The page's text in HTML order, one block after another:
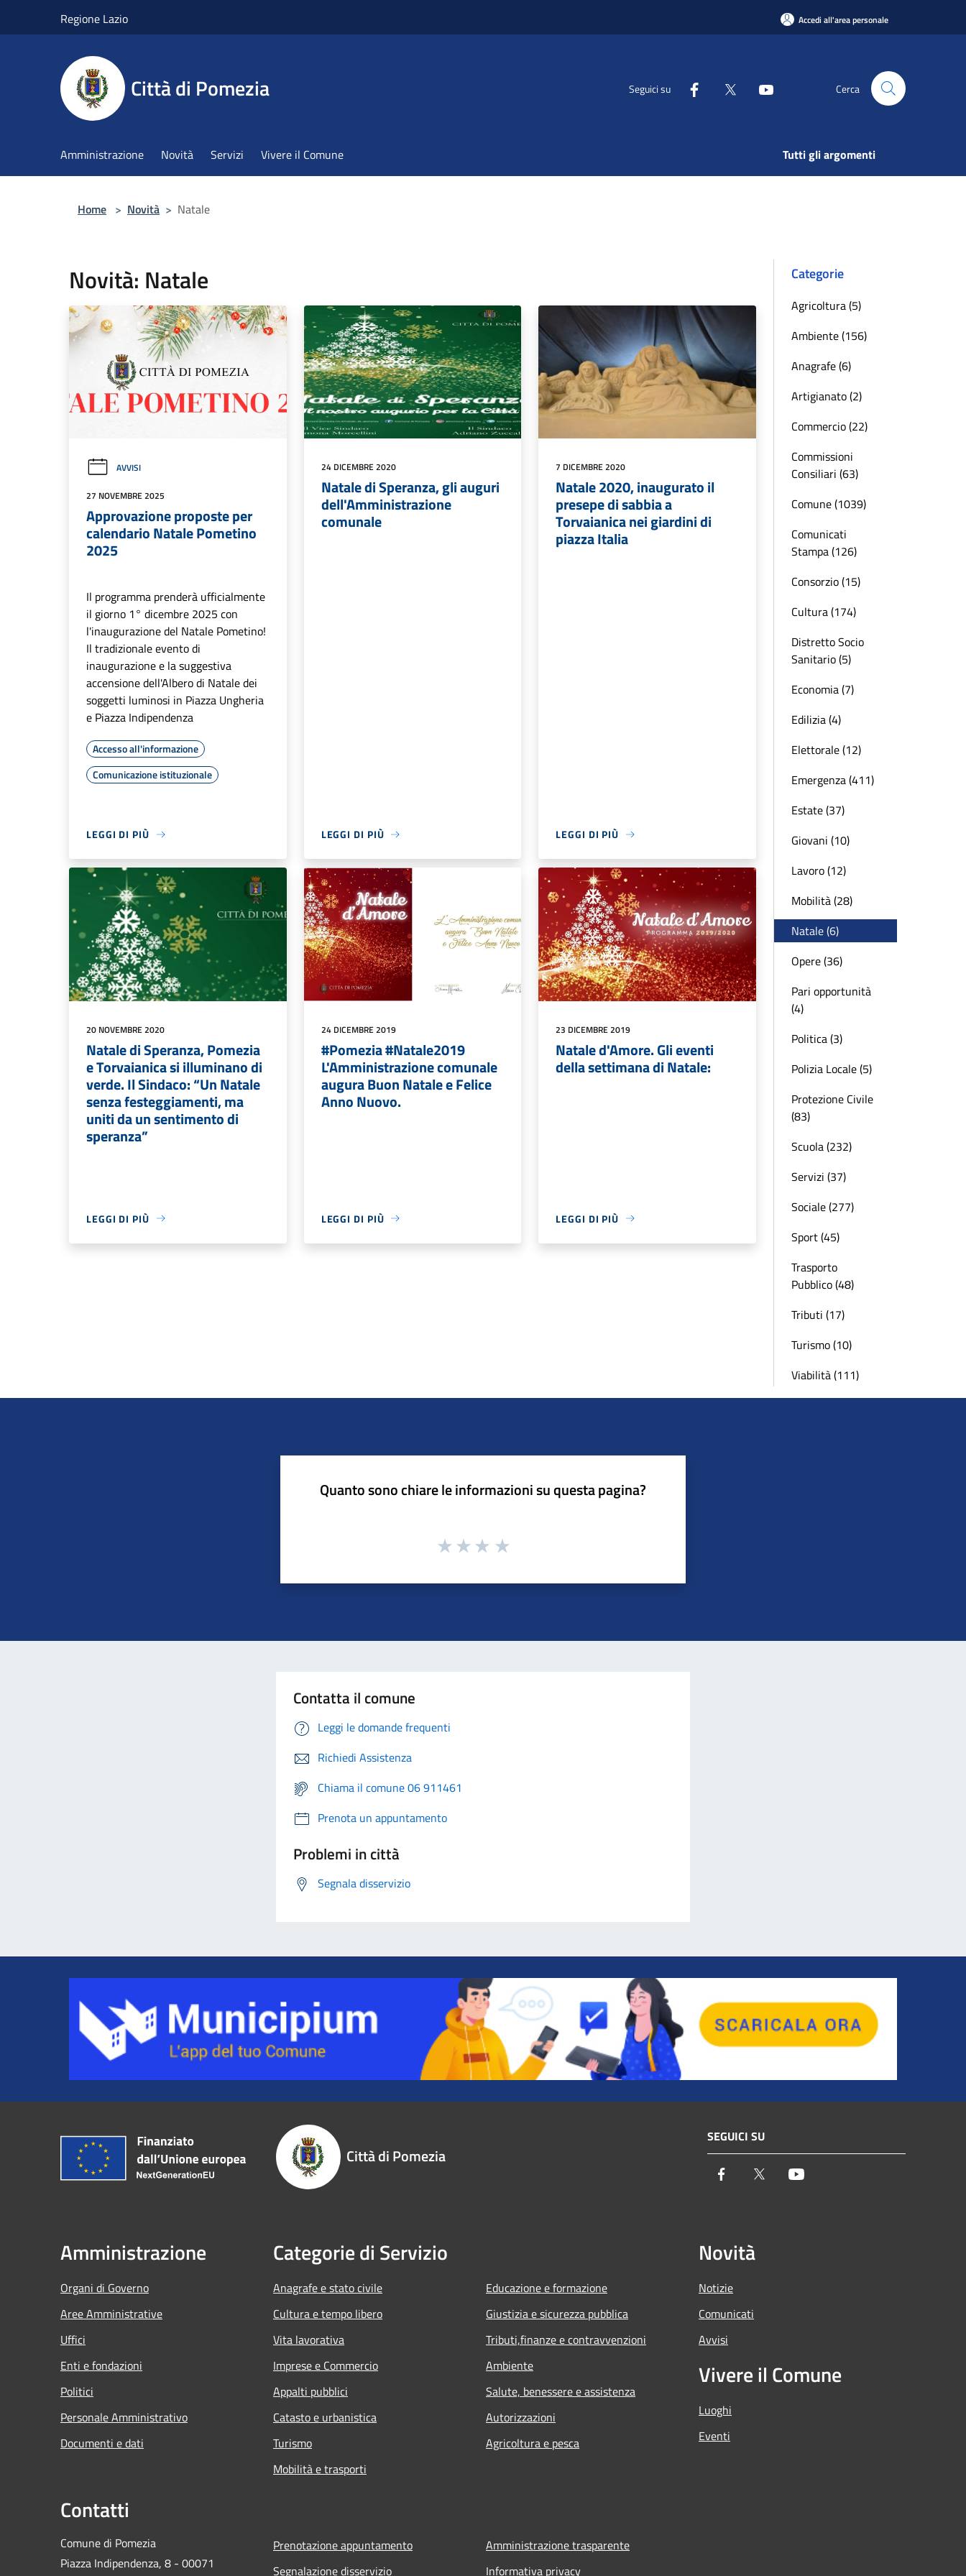
Regione Lazio Accedi all'area personale
Città di Pomezia Seguici su Cerca
Amministrazione Novità Servizi Vivere il Comune Tutti gli argomenti
Home > Novità > Natale
Novità: Natale
AVVISI
27 NOVEMBRE 2025
Approvazione proposte per
calendario Natale Pometino
2025
Il programma prenderà ufficialmente
il giorno 1° dicembre 2025 con
l'inaugurazione del Natale Pometino!
Il tradizionale evento di
inaugurazione e la suggestiva
accensione dell'Albero di Natale dei
soggetti luminosi in Piazza Ungheria
e Piazza Indipendenza
Accesso all'informazione
Comunicazione istituzionale
LEGGI DI PIÙ
24 DICEMBRE 2020
Natale di Speranza, gli auguri
dell'Amministrazione
comunale
LEGGI DI PIÙ
7 DICEMBRE 2020
Natale 2020, inaugurato il
presepe di sabbia a
Torvaianica nei giardini di
piazza Italia
LEGGI DI PIÙ
20 NOVEMBRE 2020
Natale di Speranza, Pomezia
e Torvaianica si illuminano di
verde. Il Sindaco: “Un Natale
senza festeggiamenti, ma
uniti da un sentimento di
speranza”
LEGGI DI PIÙ
24 DICEMBRE 2019
#Pomezia #Natale2019
L'Amministrazione comunale
augura Buon Natale e Felice
Anno Nuovo.
LEGGI DI PIÙ
23 DICEMBRE 2019
Natale d'Amore. Gli eventi
della settimana di Natale:
LEGGI DI PIÙ
Categorie
Agricoltura (5)
Ambiente (156)
Anagrafe (6)
Artigianato (2)
Commercio (22)
Commissioni
Consiliari (63)
Comune (1039)
Comunicati
Stampa (126)
Consorzio (15)
Cultura (174)
Distretto Socio
Sanitario (5)
Economia (7)
Edilizia (4)
Elettorale (12)
Emergenza (411)
Estate (37)
Giovani (10)
Lavoro (12)
Mobilità (28)
Natale (6)
Opere (36)
Pari opportunità
(4)
Politica (3)
Polizia Locale (5)
Protezione Civile
(83)
Scuola (232)
Servizi (37)
Sociale (277)
Sport (45)
Trasporto
Pubblico (48)
Tributi (17)
Turismo (10)
Viabilità (111)
Quanto sono chiare le informazioni su questa pagina?
Contatta il comune
Leggi le domande frequenti
Richiedi Assistenza
Chiama il comune 06 911461
Prenota un appuntamento
Problemi in città
Segnala disservizio
Città di Pomezia
SEGUICI SU
Facebook Twitter
Amministrazione
Organi di Governo
Aree Amministrative
Uffici
Enti e fondazioni
Politici
Personale Amministrativo
Documenti e dati
Categorie di Servizio
Anagrafe e stato civile
Cultura e tempo libero
Vita lavorativa
Imprese e Commercio
Appalti pubblici
Catasto e urbanistica
Turismo
Mobilità e trasporti
Educazione e formazione
Giustizia e sicurezza pubblica
Tributi,finanze e contravvenzioni
Ambiente
Salute, benessere e assistenza
Autorizzazioni
Agricoltura e pesca
Novità
Notizie
Comunicati
Avvisi
Vivere il Comune
Luoghi
Eventi
Contatti
Comune di Pomezia
Piazza Indipendenza, 8 - 00071
Prenotazione appuntamento
Segnalazione disservizio
Amministrazione trasparente
Informativa privacy